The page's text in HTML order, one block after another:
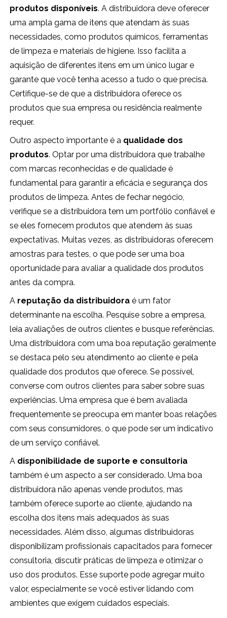
produtos disponíveis. A distribuidora deve oferecer
uma ampla gama de itens que atendam às suas
necessidades, como produtos químicos, ferramentas
de limpeza e materiais de higiene. Isso facilita a
aquisição de diferentes itens em um único lugar e
garante que você tenha acesso a tudo o que precisa.
Certifique-se de que a distribuidora oferece os
produtos que sua empresa ou residência realmente
requer.
Outro aspecto importante é a qualidade dos
produtos. Optar por uma distribuidora que trabalhe
com marcas reconhecidas e de qualidade é
fundamental para garantir a eficácia e segurança dos
produtos de limpeza. Antes de fechar negócio,
verifique se a distribuidora tem um portfólio confiável e
se eles fornecem produtos que atendem às suas
expectativas. Muitas vezes, as distribuidoras oferecem
amostras para testes, o que pode ser uma boa
oportunidade para avaliar a qualidade dos produtos
antes da compra.
A reputação da distribuidora é um fator
determinante na escolha. Pesquise sobre a empresa,
leia avaliações de outros clientes e busque referências.
Uma distribuidora com uma boa reputação geralmente
se destaca pelo seu atendimento ao cliente e pela
qualidade dos produtos que oferece. Se possível,
converse com outros clientes para saber sobre suas
experiências. Uma empresa que é bem avaliada
frequentemente se preocupa em manter boas relações
com seus consumidores, o que pode ser um indicativo
de um serviço confiável.
A disponibilidade de suporte e consultoria
também é um aspecto a ser considerado. Uma boa
distribuidora não apenas vende produtos, mas
também oferece suporte ao cliente, ajudando na
escolha dos itens mais adequados às suas
necessidades. Além disso, algumas distribuidoras
disponibilizam profissionais capacitados para fornecer
consultoria, discutir práticas de limpeza e otimizar o
uso dos produtos. Esse suporte pode agregar muito
valor, especialmente se você estiver lidando com
ambientes que exigem cuidados especiais.